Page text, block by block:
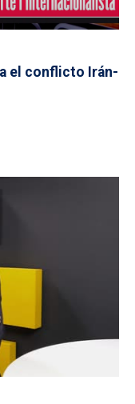
el conflicto Irán-